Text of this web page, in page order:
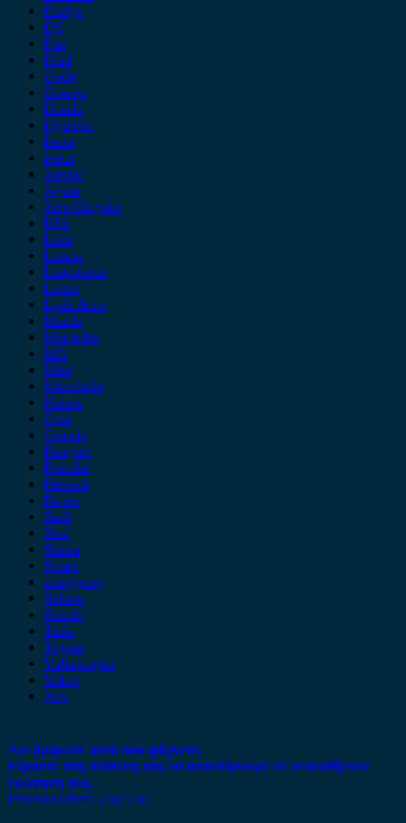
Dodge
DS
Fiat
Ford
Geely
Gonow
Honda
Hyundai
Isuzu
iveco
Jaecoo
Jaguar
Jeep Chrysler
KIA
Lada
Lancia
Leapmotor
Lexus
Lynk & co
Mazda
Mercedes
MG
Mini
Mitsubishi
Nissan
Opel
Omoda
Peugeot
Porsche
Renault
Rover
Saab
Seat
Skoda
Smart
ssangyong
Subaru
Suzuki
Tesla
Toyota
Volkswagen
Volvo
Xev
Δεν βρήκατε αυτό που ψάχνετε;
Είμαστε στη διάθεση σας να απαντήσουμε σε οποιαδήποτε
ερώτηση σας.
Επικοινωνήστε μαζί μας